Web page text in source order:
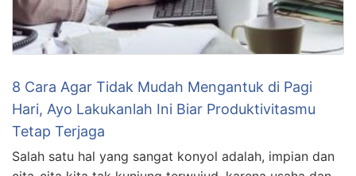
8 Cara Agar Tidak Mudah Mengantuk di Pagi
Hari, Ayo Lakukanlah Ini Biar Produktivitasmu
Tetap Terjaga
Salah satu hal yang sangat konyol adalah, impian dan